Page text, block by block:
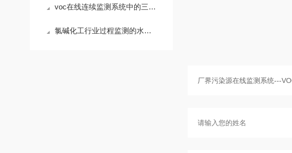
voc在线连续监测系统中的三个重要问题
氯碱化工行业过程监测的水质分析仪有哪些